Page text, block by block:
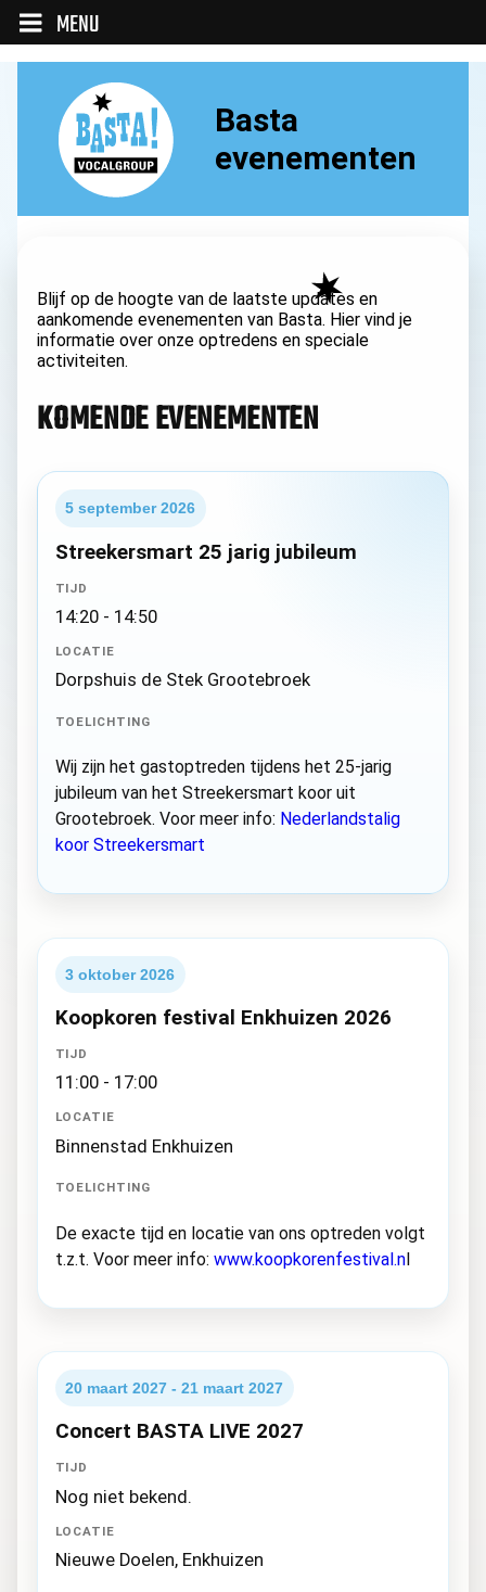
MENU
Basta
evenementen
Blijf op de hoogte van de laatste updates en
aankomende evenementen van Basta. Hier vind je
informatie over onze optredens en speciale
activiteiten.
KOMENDE EVENEMENTEN
5 september 2026
Streekersmart 25 jarig jubileum
TIJD
14:20 - 14:50
LOCATIE
Dorpshuis de Stek Grootebroek
TOELICHTING
Wij zijn het gastoptreden tijdens het 25-jarig
jubileum van het Streekersmart koor uit
Grootebroek. Voor meer info: Nederlandstalig
koor Streekersmart
3 oktober 2026
Koopkoren festival Enkhuizen 2026
TIJD
11:00 - 17:00
LOCATIE
Binnenstad Enkhuizen
TOELICHTING
De exacte tijd en locatie van ons optreden volgt
t.z.t. Voor meer info: www.koopkorenfestival.nl
20 maart 2027 - 21 maart 2027
Concert BASTA LIVE 2027
TIJD
Nog niet bekend.
LOCATIE
Nieuwe Doelen, Enkhuizen